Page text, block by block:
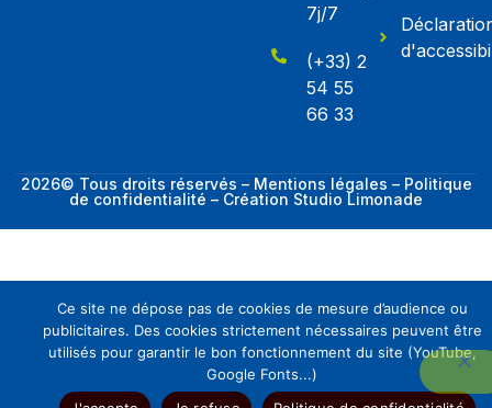
7j/7
(+33) 2
54 55
66 33
2026© Tous droits réservés – Mentions légales – Politique
de confidentialité – Création Studio Limonade
E-admissions
Offres d'emplois
Ce site ne dépose pas de cookies de mesure d’audience ou
publicitaires. Des cookies strictement nécessaires peuvent être
utilisés pour garantir le bon fonctionnement du site (YouTube,
Google Fonts...)